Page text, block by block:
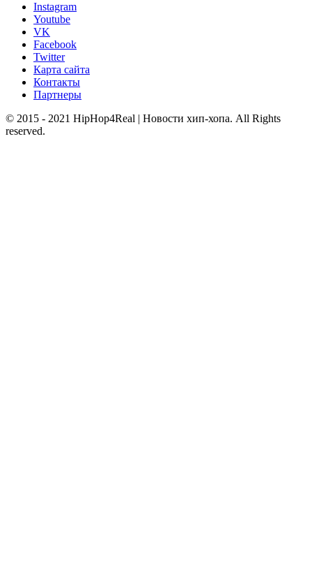
Instagram
Youtube
VK
Facebook
Twitter
Карта сайта
Контакты
Партнеры
© 2015 - 2021 HipHop4Real | Новости хип-хопа. All Rights
reserved.